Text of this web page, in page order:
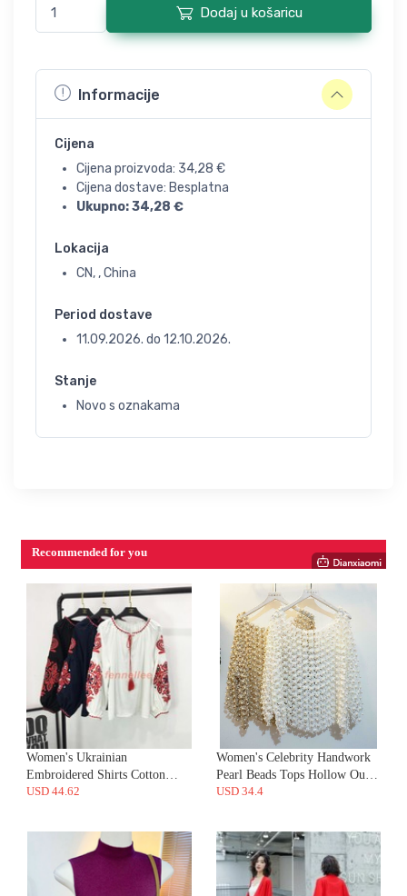
Dodaj u košaricu
Informacije
Cijena
Cijena proizvoda: 34,28 €
Cijena dostave: Besplatna
Ukupno:34,28 €
Lokacija
CN, , China
Period dostave
11.09.2026. do 12.10.2026.
Stanje
Novo s oznakama